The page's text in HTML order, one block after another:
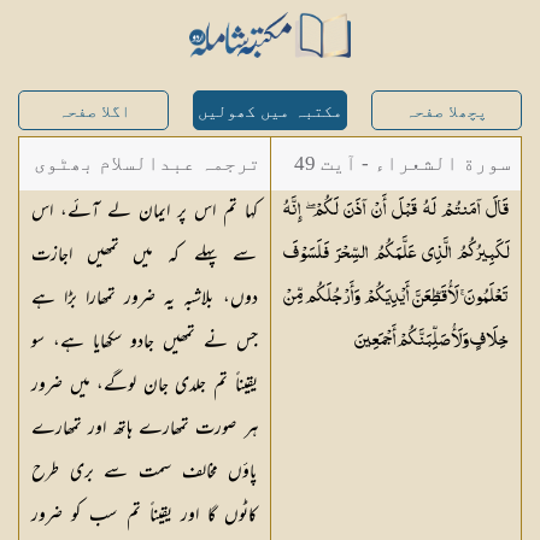
پچھلا صفحہ مکتبہ میں کھولیں اگلا صفحہ
سورة الشعراء - آیت 49
قَالَ آمَنتُمْ لَهُ قَبْلَ أَنْ آذَنَ لَكُمْ ۖ إِنَّهُ
لَكَبِيرُكُمُ الَّذِي عَلَّمَكُمُ السِّحْرَ فَلَسَوْفَ
تَعْلَمُونَ ۚ لَأُقَطِّعَنَّ أَيْدِيَكُمْ وَأَرْجُلَكُم مِّنْ
خِلَافٍ وَلَأُصَلِّبَنَّكُمْأَجْمَعِينَ
ترجمہ عبدالسلام بھٹوی
- عبدالسلام بن محمد
کہا تم اس پر ایمان لے آئے، اس
سے پہلے کہ میں تمھیں اجازت
دوں، بلاشبہ یہ ضرور تمھارا بڑا ہے
جس نے تمھیں جادو سکھایا ہے، سو
یقیناً تم جلدی جان لوگے، میں ضرور
ہر صورت تمھارے ہاتھ اور تمھارے
پاؤں مخالف سمت سے بری طرح
کاٹوں گا اور یقیناً تم سب کو ضرور